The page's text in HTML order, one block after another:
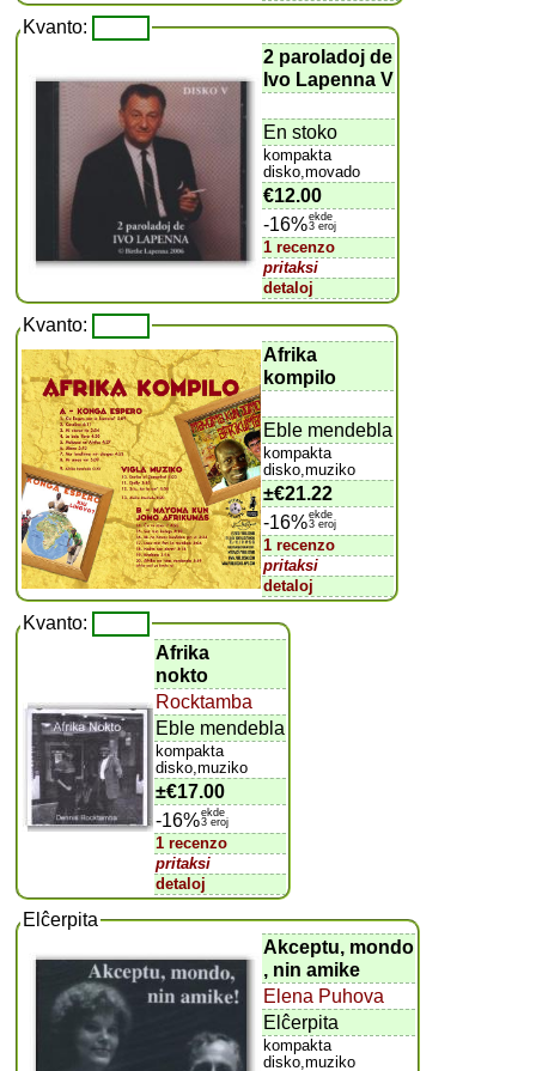
Kvanto:
2 paroladoj de
Ivo Lapenna V
En stoko
kompakta
disko,movado
€12.00
-16%ekde
3 eroj
1 recenzo
pritaksi
detaloj
Kvanto:
Afrika
kompilo
Eble mendebla
kompakta
disko,muziko
±€21.22
-16%ekde
3 eroj
1 recenzo
pritaksi
detaloj
Kvanto:
Afrika
nokto
Rocktamba
Eble mendebla
kompakta
disko,muziko
±€17.00
-16%ekde
3 eroj
1 recenzo
pritaksi
detaloj
Elĉerpita
Akceptu, mondo
, nin amike
Elena Puhova
Elĉerpita
kompakta
disko,muziko